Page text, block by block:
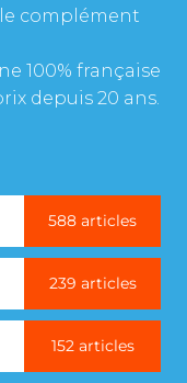
le complément
100% française
depuis 20 ans.
588 articles
239 articles
152 articles